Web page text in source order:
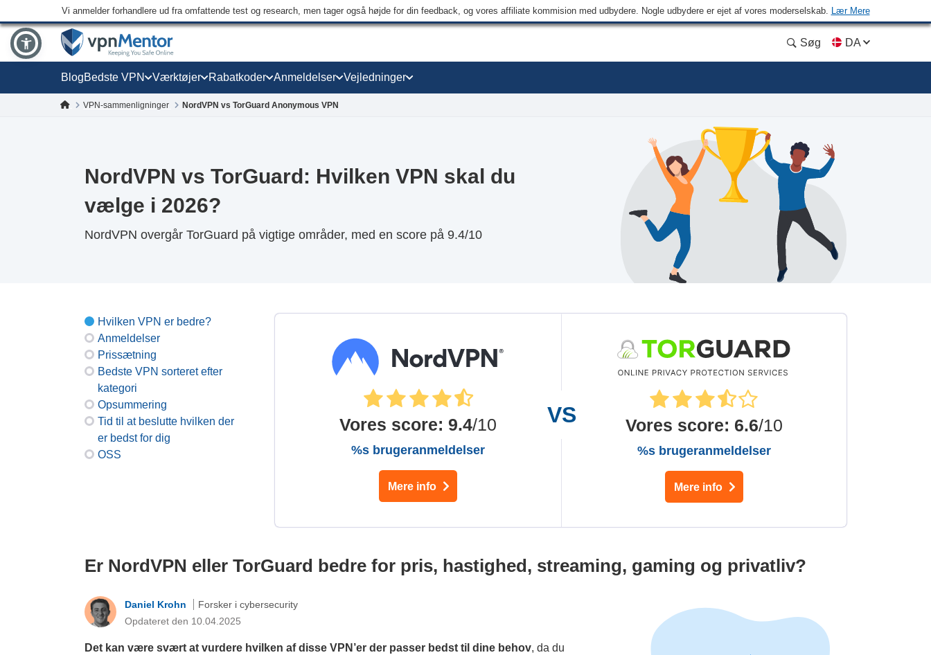
Vi anmelder forhandlere ud fra omfattende test og research, men tager også højde for din feedback, og vores affiliate kommision med udbydere. Nogle udbydere er ejet af vores moderselskab. Lær Mere
Søg DA
BlogBedste VPN Værktøjer Rabatkoder Anmeldelser Vejledninger
VPN-sammenligninger NordVPN vs TorGuard Anonymous VPN
NordVPN vs TorGuard: Hvilken VPN skal du
vælge i 2026?
NordVPN overgår TorGuard på vigtige områder, med en score på 9.4/10
Hvilken VPN er bedre?
Anmeldelser
Prissætning
Bedste VPN sorteret efter
kategori
Opsummering
Tid til at beslutte hvilken der
er bedst for dig
OSS
Vores score: 9.4/10
%s brugeranmeldelser
Mere info
Vores score: 6.6/10
%s brugeranmeldelser
Mere info
Er NordVPN eller TorGuard bedre for pris, hastighed, streaming, gaming og privatliv?
Daniel Krohn
Forsker i cybersecurity
Opdateret den 10.04.2025
Det kan være svært at vurdere hvilken af disse VPN’er der passer bedst til dine behov, da du